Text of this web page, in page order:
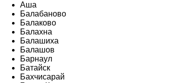
Аша
Балабаново
Балаково
Балахна
Балашиха
Балашов
Барнаул
Батайск
Бахчисарай